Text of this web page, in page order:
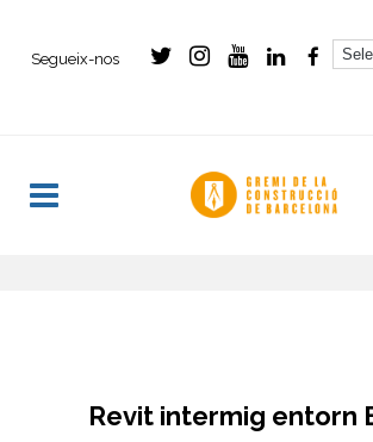
Segueix-nos
Revit intermig entorn